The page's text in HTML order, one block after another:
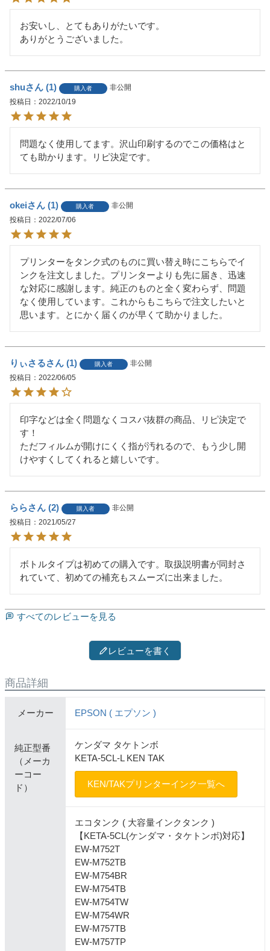
お安いし、とてもありがたいです。
ありがとうございました。
shu 1 購入者
非公開
投稿日
2022/10/19
問題なく使用してます。沢山印刷するのでこの価格はと
ても助かります。リピ決定です。
okei 1 購入者
非公開
投稿日
2022/07/06
プリンターをタンク式のものに買い替え時にこちらでイ
ンクを注文しました。プリンターよりも先に届き、迅速
な対応に感謝します。純正のものと全く変わらず、問題
なく使用しています。これからもこちらで注文したいと
思います。とにかく届くのが早くて助かりました。
りぃさる 1 購入者
非公開
投稿日
2022/06/05
印字などは全く問題なくコスパ抜群の商品、リピ決定で
す！
ただフィルムが開けにくく指が汚れるので、もう少し開
けやすくしてくれると嬉しいです。
らら 2 購入者
非公開
投稿日
2021/05/27
ボトルタイプは初めての購入です。取扱説明書が同封さ
すべてのレビューを見る
レビューを書く
商品詳細
メーカー EPSON ( エプソン )
純正型番
（メーカ
ーコー
ド）
ケンダマ タケトンボ
KETA-5CL-L KEN TAK
KEN/TAKプリンターインク一覧へ
エコタンク ( 大容量インクタンク )
【KETA-5CL(ケンダマ・タケトンボ)対応】
EW-M752T
EW-M752TB
EW-M754BR
EW-M754TB
EW-M754TW
EW-M754WR
EW-M757TB
EW-M757TP